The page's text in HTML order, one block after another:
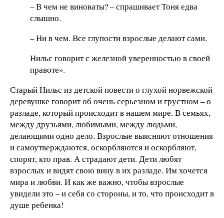
– В чем не виноваты? – спрашивает Тоня едва
слышно.
– Ни в чем. Все глупости взрослые делают сами.
Нильс говорит с железной уверенностью в своей
правоте».
Старый Нильс из детской повести о глухой норвежской
деревушке говорит об очень серьезном и грустном – о
разладе, который происходит в нашем мире. В семьях,
между друзьями, любимыми, между людьми,
делающими одно дело. Взрослые выясняют отношения
и самоутверждаются, оскорбляются и оскорбляют,
спорят, кто прав. А страдают дети. Дети любят
взрослых и видят свою вину в их разладе. Им хочется
мира и любви. И как же важно, чтобы взрослые
увидели это – и себя со стороны, и то, что происходит в
душе ребенка!